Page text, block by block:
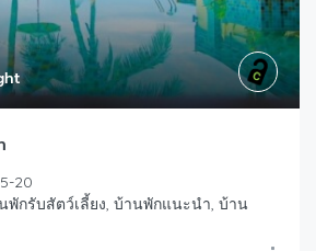
20
พักรับสัตว์เลี้ยง, บ้านพักแนะนำ, บ้าน